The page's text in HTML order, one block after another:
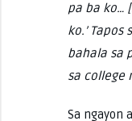
pa ba ko…
ko.’ Tapos
bahala sa
sa college
Sa ngayon